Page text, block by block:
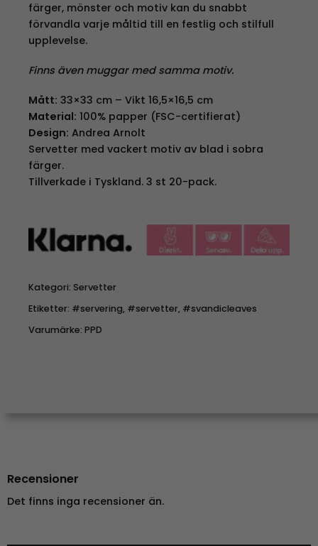
färger, mönster och motiv kan du snabbt
förvandla varje måltid till en festlig och stilfull
upplevelse.
Finns även muggar med samma motiv.
Mått: 33×33 cm – Vikt 16,5×16,5 cm
Material: 100% papper (FSC-certifierat)
Design: Andrea Arnolt
Servetter med vackert motiv av blad i sobra
färger.
Tillverkade i Tyskland. 3 st 20-pack.
Kategori: Servetter
Etiketter: #servering, #servetter, #svandicleaves
Varumärke: PPD
Recensioner
Det finns inga recensioner än.